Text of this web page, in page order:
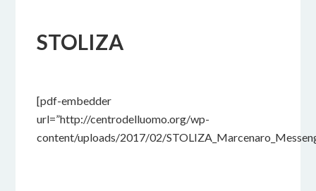
STOLIZA
[pdf-embedder
url=”http://centrodelluomo.org/wp-
content/uploads/2017/02/